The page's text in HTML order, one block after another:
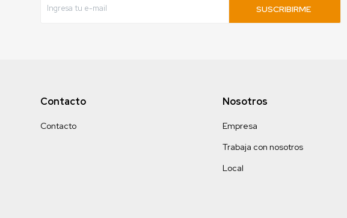
SUSCRIBIRME
Contacto
Contacto
Nosotros
Empresa
Trabaja con nosotros
Local